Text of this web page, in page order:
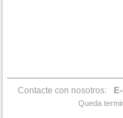
Contacte con nosotros:
Queda